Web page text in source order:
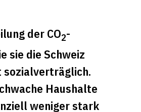
der CO2-
sie die Schweiz
Haushalte
weniger stark